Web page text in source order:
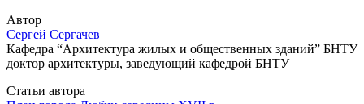
Автор
Сергей Сергачев
Кафедра “Архитектура жилых и общественных зданий” БНТУ
доктор архитектуры, заведующий кафедрой БНТУ
Статьи автора